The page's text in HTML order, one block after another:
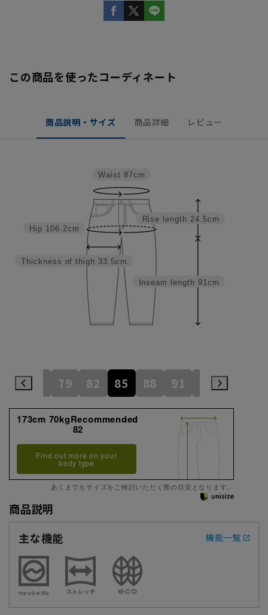
この商品を使ったコーディネート
商品説明・サイズ 商品詳細 レビュー
Inseam length 91cm
Rise length 24.5cm
Thickness of thigh 33.5cm
Hip 106.2cm
Waist 87cm
76 79 82 85 88 91 94
173cm 70kgRecommended
82
Find out more on your
body type
あくまでもサイズをご検討いただく際の目安となります。
商品説明
主な機能
機能一覧